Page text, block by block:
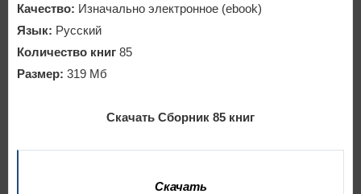
Качество: Изначально электронное (ebook)
Язык: Русский
Количество книг 85
Размер: 319 Мб
Скачать Сборник 85 книг
Скачать